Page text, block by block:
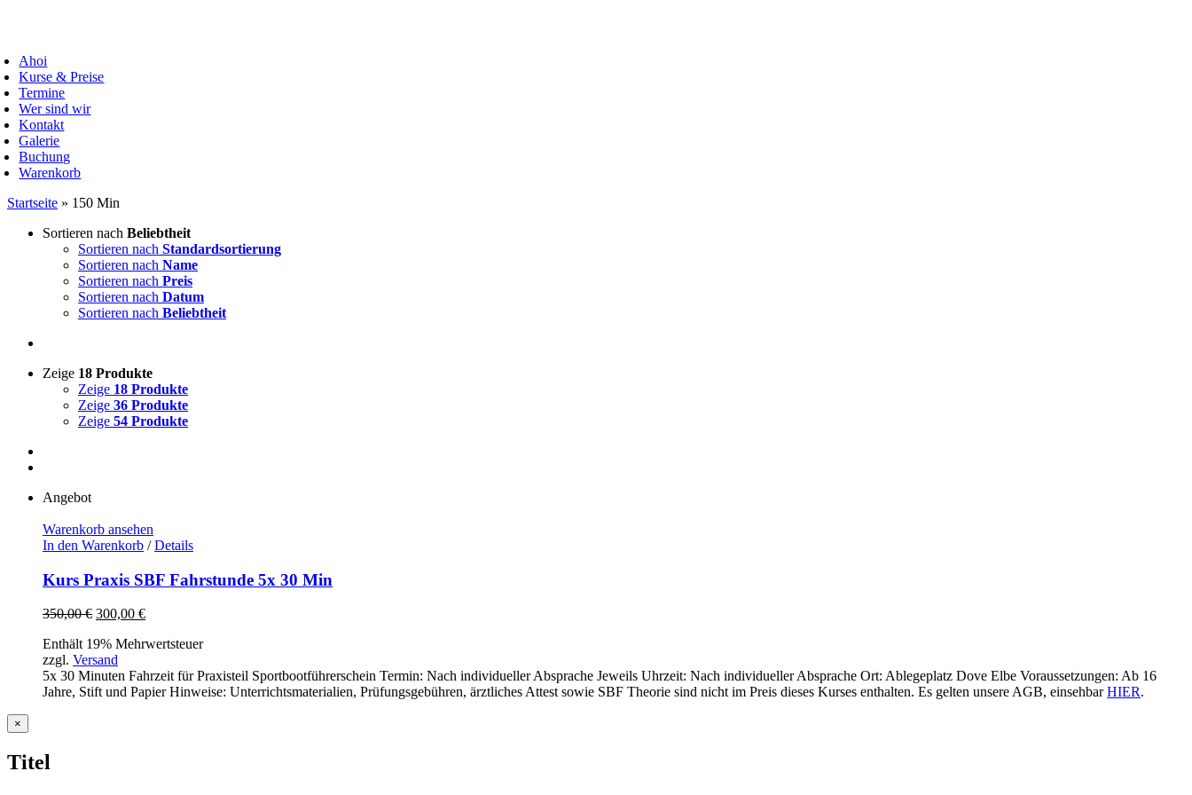
Ahoi
Kurse & Preise
Termine
Wer sind wir
Kontakt
Galerie
Buchung
Warenkorb
Startseite » 150 Min
Sortieren nach Beliebtheit
Sortieren nach Standardsortierung
Sortieren nach Name
Sortieren nach Preis
Sortieren nach Datum
Sortieren nach Beliebtheit
Zeige 18 Produkte
Zeige 18 Produkte
Zeige 36 Produkte
Zeige 54 Produkte
Angebot
Warenkorb ansehen
In den Warenkorb / Details
Kurs Praxis SBF Fahrstunde 5x 30 Min
350,00€ Ursprünglicher
war:
350,00 €
300,00 €Aktueller
ist:
Enthält 19% Mehrwertsteuer
zzgl. Versand
5x 30 Minuten Fahrzeit für Praxisteil Sportbootführerschein Termin: Nach individueller Absprache Jeweils Uhrzeit: Nach individueller Absprache Ort: Ablegeplatz Dove Elbe Voraussetzungen: Ab 16
Jahre, Stift und Papier Hinweise: Unterrichtsmaterialien, Prüfungsgebühren, ärztliches Attest sowie SBF Theorie sind nicht im Preis dieses Kurses enthalten. Es gelten unsere AGB, einsehbarHIER.
Close
product
view
×
Titel